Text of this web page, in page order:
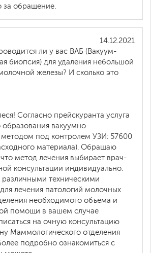
за обращение.
14.12.2021
ли у вас ВАБ (Вакуум-
биопсия) для удаления небольшой
железы? И сколько это
Согласно прейскуранта услуга
образования вакуумно-
под контролем УЗИ: 57600
материала). Обращаю
метод лечения выбирает врач-
консультации индивидуально.
техническими
лечения патологий молочных
необходимого объема и
помощи в вашем случае
на очную консультацию
Маммологического отделения
подробно ознакомиться с